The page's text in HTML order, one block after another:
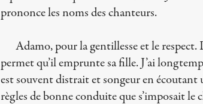
prononce les noms des chanteurs.
Adamo, pour la gentillesse et le
permet qu’il emprunte sa fille. J’ai
est souvent distrait et songeur en
règles de bonne conduite que s’imposait